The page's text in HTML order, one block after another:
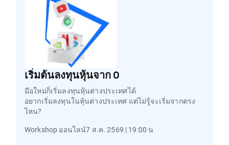
เริ่มต้นลงทุนหุ้นจาก 0
มือใหม่ก็เริ่มลงทุนหุ้นต่างประเทศได้
อยากเริ่มลงทุนในหุ้นต่างประเทศ แต่ไม่รู้จะเริ่มจากตรง
ไหน?
Workshop ออนไลน์7 ส.ค. 2569 | 19:00 น